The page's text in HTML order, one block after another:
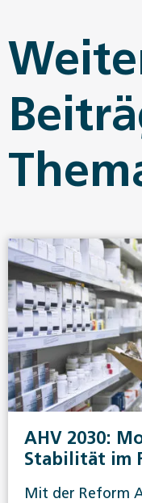
AHV 2030:
Stabilität im
Mit der Reform